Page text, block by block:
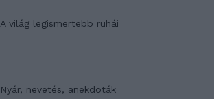
A világ legismertebb ruhái
Nyár, nevetés, anekdoták